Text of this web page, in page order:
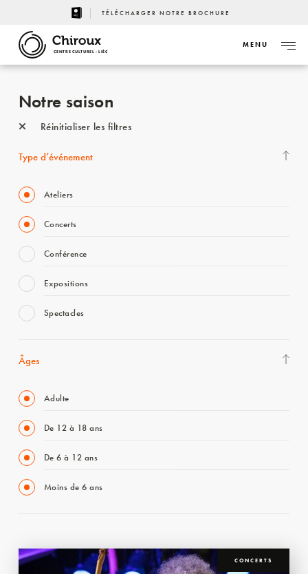
TÉLÉCHARGER NOTRE BROCHURE
CENTRE CULTUREL - LIÈGE
MENU
Notre saison
Réinitialiser les filtres
Type d’événement
Ateliers
Concerts
Conférence
Expositions
Spectacles
Âges
Adulte
De 12 à 18 ans
De 6 à 12 ans
Moins de 6 ans
CONCERTS